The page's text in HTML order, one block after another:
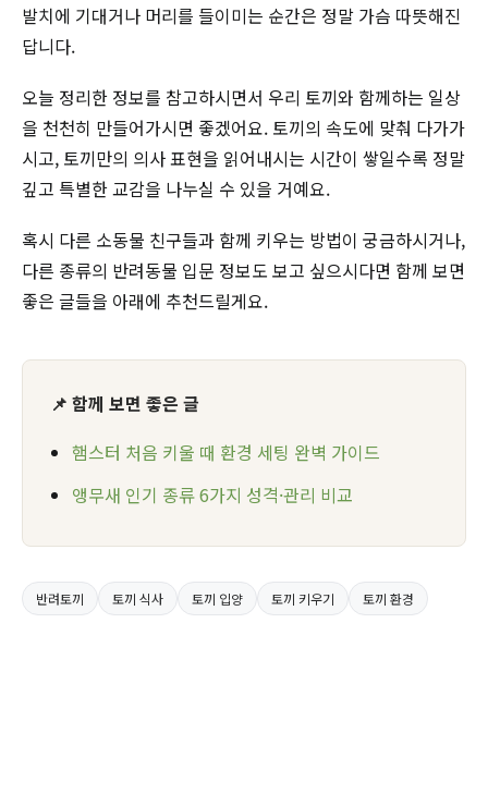
발치에 기대거나 머리를 들이미는 순간은 정말 가슴 따뜻해진
답니다.
오늘 정리한 정보를 참고하시면서 우리 토끼와 함께하는 일상
을 천천히 만들어가시면 좋겠어요. 토끼의 속도에 맞춰 다가가
시고, 토끼만의 의사 표현을 읽어내시는 시간이 쌓일수록 정말
깊고 특별한 교감을 나누실 수 있을 거예요.
혹시 다른 소동물 친구들과 함께 키우는 방법이 궁금하시거나,
다른 종류의 반려동물 입문 정보도 보고 싶으시다면 함께 보면
좋은 글들을 아래에 추천드릴게요.
📌 함께 보면 좋은 글
햄스터 처음 키울 때 환경 세팅 완벽 가이드
앵무새 인기 종류 6가지 성격·관리 비교
반려토끼 토끼 식사 토끼 입양 토끼 키우기 토끼 환경